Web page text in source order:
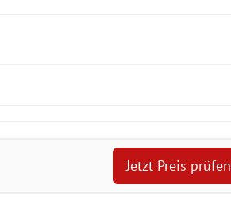
Jetzt Preis prüfen